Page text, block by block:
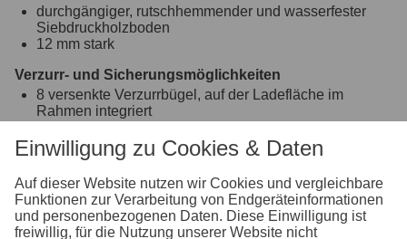
durchgängiger, rutschhemmender und wasserfester
Siebdruckholzboden
12 mm stark
Verzurr- und Sicherungsmöglichkeiten
8 versenkte Verzurrbügel, auf der Ladefläche im
Rahmen integriert
Einhängemöglichkeiten für Planen und Netze
montierte Einhängeknöpfe zur Fixierung von Planen
und Netzen
Räder und Achsen
robuste Gummifederachse
Einwilligung zu Cookies & Daten
Auf dieser Website nutzen wir Cookies und vergleichbare
Funktionen zur Verarbeitung von Endgeräteinformationen
und personenbezogenen Daten. Diese Einwilligung ist
freiwillig, für die Nutzung unserer Website nicht